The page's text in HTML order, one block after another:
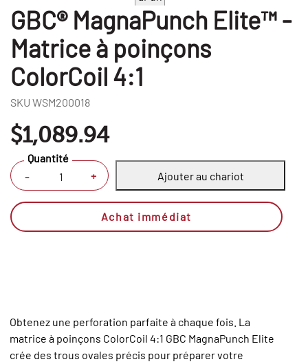
GBC® MagnaPunch Elite™ -
Matrice à poinçons
ColorCoil 4:1
SKU WSM200018
$1,089.94
- +
Quantité
Ajouter au chariot
Achat immédiat
Obtenez une perforation parfaite à chaque fois. La
matrice à poinçons ColorCoil 4:1 GBC MagnaPunch Elite
crée des trous ovales précis pour préparer votre